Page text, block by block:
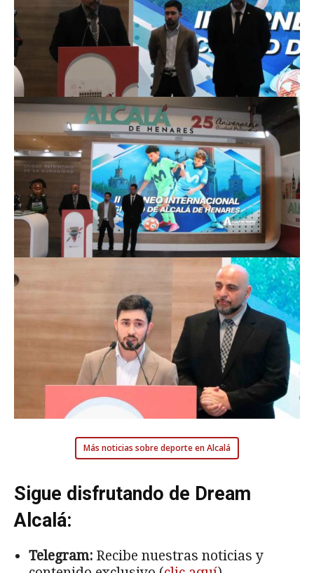
Más noticias sobre deporte en Alcalá
Sigue disfrutando de Dream
Alcalá:
Telegram: Recibe nuestras noticias y